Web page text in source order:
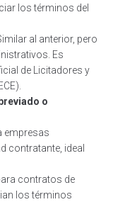
los términos del
al anterior, pero
Es
de Licitadores y
o
empresas
contratante, ideal
contratos de
los términos